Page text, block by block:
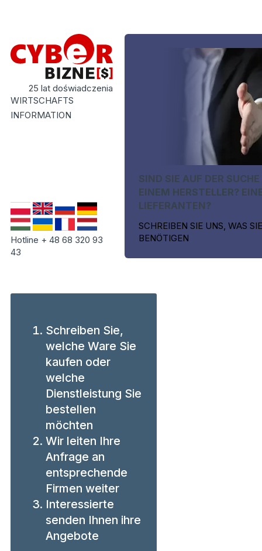
25 lat doświadczenia
WIRTSCHAFTS
INFORMATION
Hotline + 48 68 320 93
43
SIND SIE AUF DER
EINEM HERSTELLER?
LIEFERANTEN?
SCHREIBEN SIE UNS, WAS SIE
BENÖTIGEN
Schreiben Sie,
welche Ware Sie
kaufen oder
welche
Dienstleistung Sie
bestellen
möchten
Wir leiten Ihre
Anfrage an
entsprechende
Firmen weiter
Interessierte
senden Ihnen ihre
Angebote